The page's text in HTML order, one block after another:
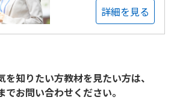
詳細を見る
知りたい方教材を見たい方は、
お問い合わせください。